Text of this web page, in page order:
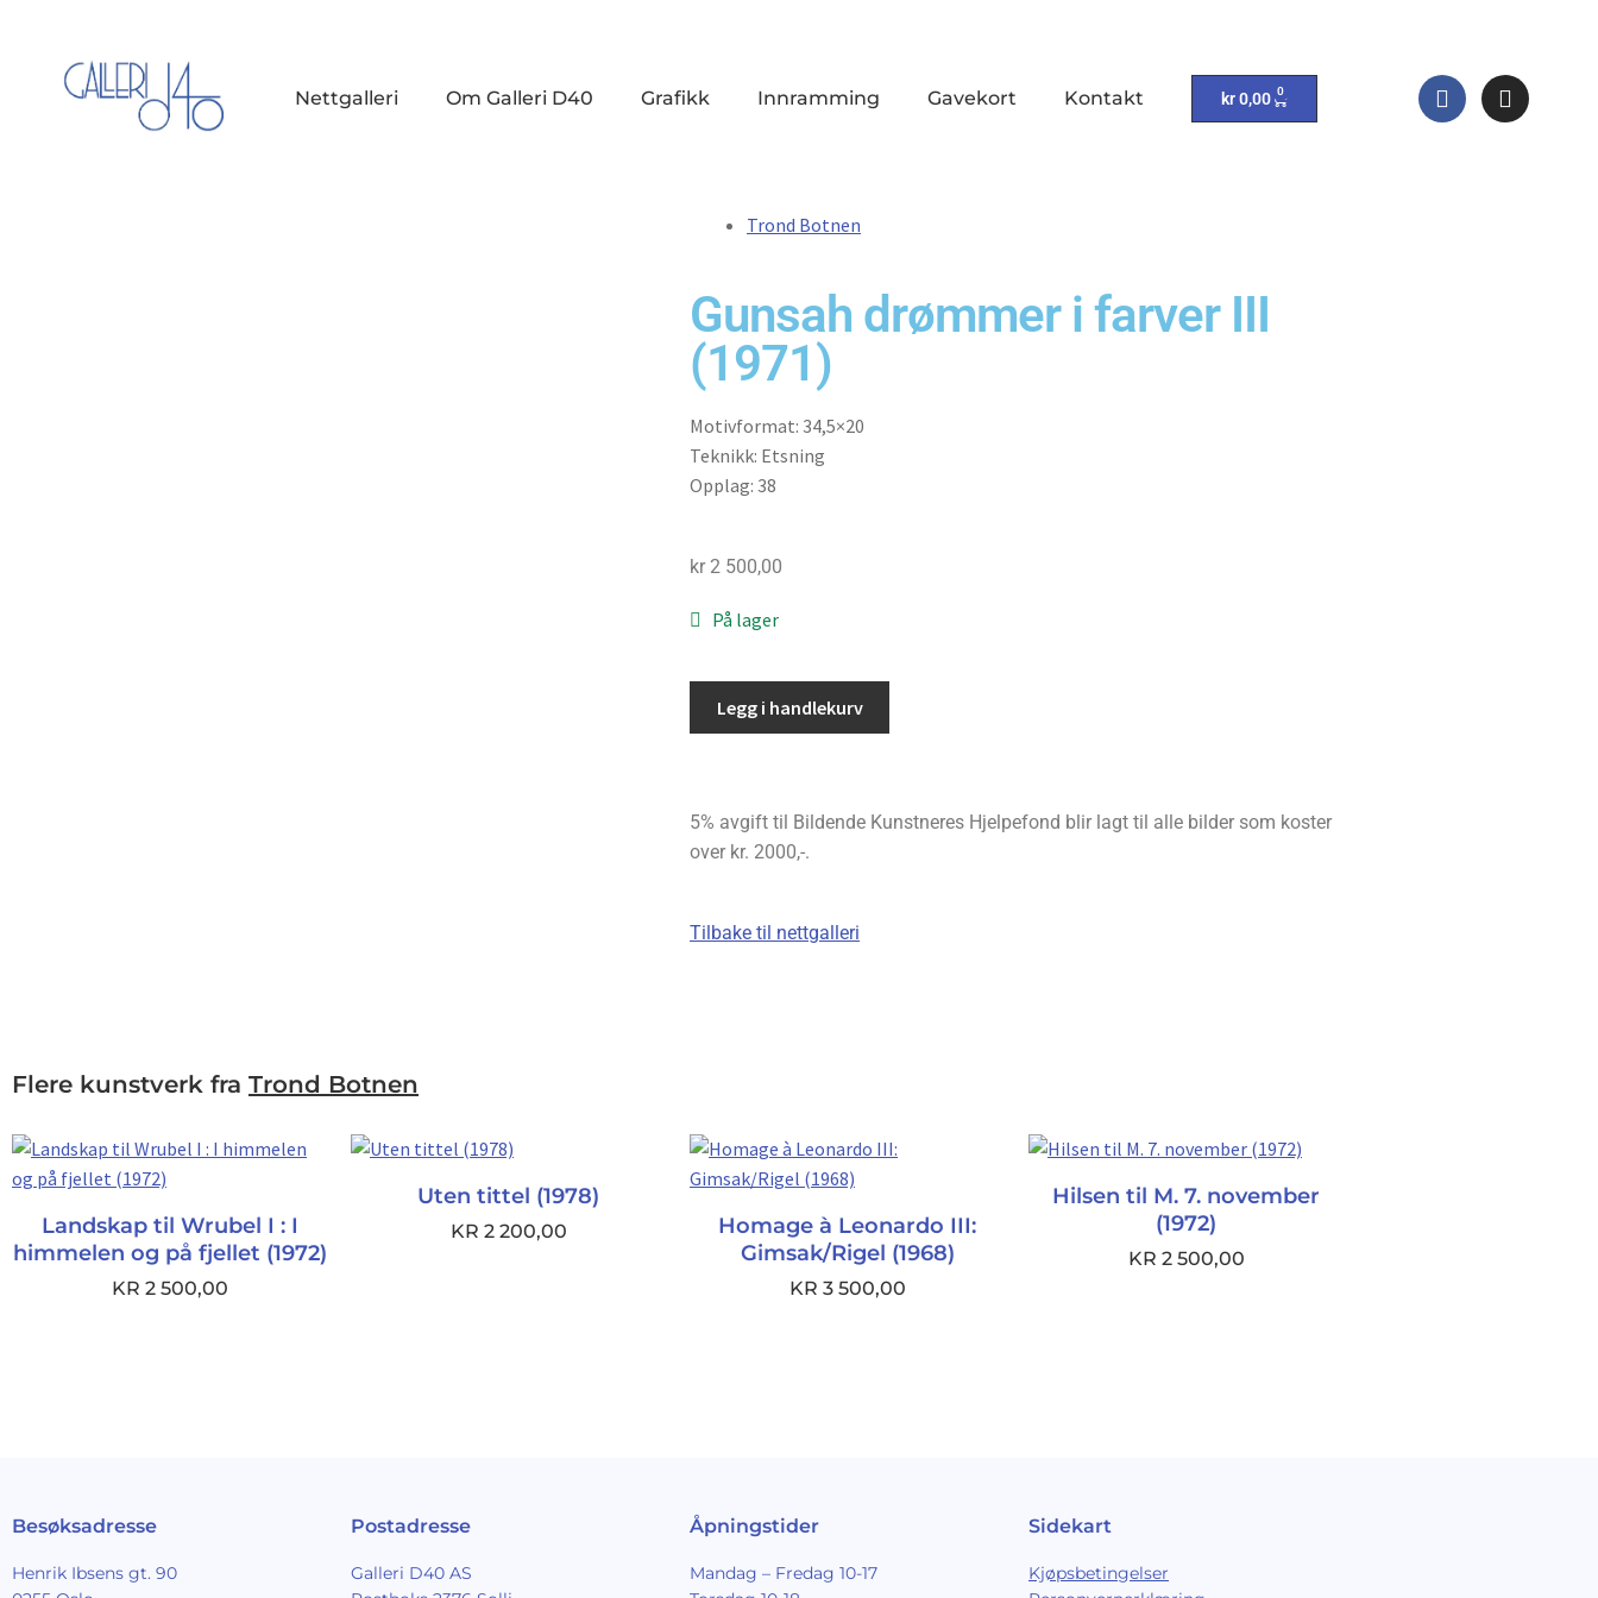
Nettgalleri Om Galleri D40 Grafikk Innramming Gavekort Kontakt kr0,00 0
Trond Botnen
Gunsah drømmer i farver III
(1971)
Motivformat: 34,5×20
Teknikk: Etsning
Opplag: 38
kr 2 500,00
På lager
Legg i handlekurv
5% avgift til Bildende Kunstneres Hjelpefond blir lagt til alle bilder som koster
over kr. 2000,-.
Tilbake til nettgalleri
Flere kunstverk fra Trond Botnen
Landskap til Wrubel I : I
himmelen og på fjellet (1972)
KR 2 500,00
Uten tittel (1978)
KR 2 200,00
Homage à Leonardo III:
Gimsak/Rigel (1968)
KR 3 500,00
Hilsen til M. 7. november
(1972)
KR 2 500,00
Besøksadresse
Henrik Ibsens gt. 90
Postadresse
Galleri D40 AS
Åpningstider
Mandag – Fredag 10-17
Sidekart
Kjøpsbetingelser